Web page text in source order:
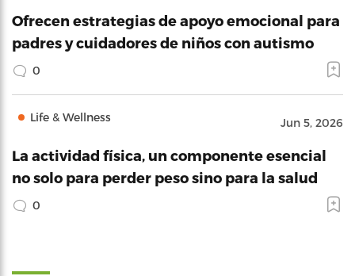
Ofrecen estrategias de apoyo emocional para
padres y cuidadores de niños con autismo
0
Life & Wellness Jun 5, 2026
La actividad física, un componente esencial
no solo para perder peso sino para la salud
0